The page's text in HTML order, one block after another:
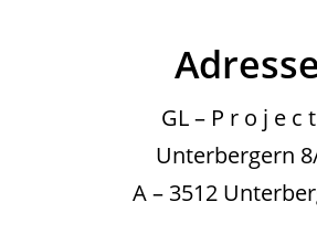
Adresse
GL – P r o j e c
Unterbergern
A – 3512